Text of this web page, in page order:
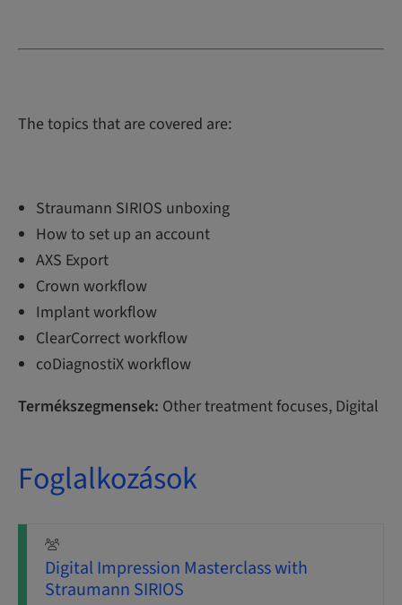
The topics that are covered are:
Straumann SIRIOS unboxing
How to set up an account
AXS Export
Crown workflow
Implant workflow
ClearCorrect workflow
coDiagnostiX workflow
Termékszegmensek: Other treatment focuses, Digital
Foglalkozások
Digital Impression Masterclass with
Straumann SIRIOS